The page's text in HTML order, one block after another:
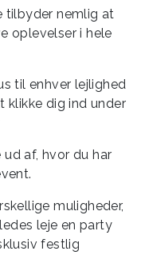
tilbyder nemlig at
oplevelser i hele
til enhver lejlighed
klikke dig ind under
af, hvor du har
muligheder,
leje en party
festlig